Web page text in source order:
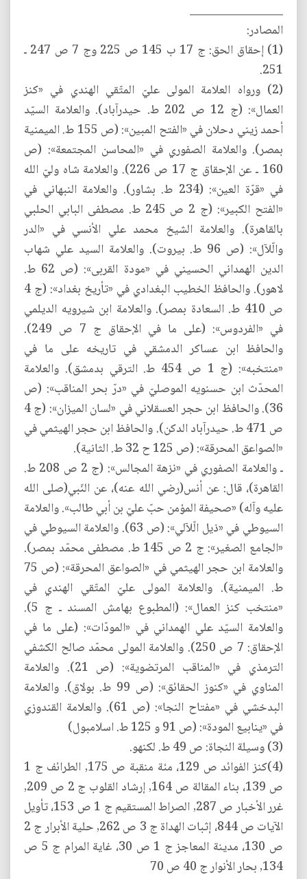
_________________
المصادر:
‎(1) إحقاق الحق: ج 17 ب 145 ص 225 وج 7 ص 247 ـ
251.
‎(2) ورواه العلامة المولى عليّ المتّقي الهندي في «كنز
العمال»: (ج 12 ص 202 ط. حيدرآباد). والعلامة السيّد
أحمد زيني دحلان في «الفتح المبين»: (ص 155 ط. الميمنية
بمصر). والعلامة الصفوري في «المحاسن المجتمعة»: (ص
160 ـ عن الإحقاق ج 17 ص 226). والعلامة شاه وليّ الله
في «قرّة العين»: (234 ط. بشاور). والعلامة النبهاني في
«الفتح الكبير»: (ج 2 ص 245 ط. مصطفى البابي الحلبي
بالقاهرة). والعلامة الشيخ محمد علي الأنسي في «الدر
والّلآل»: (ص 96 ط. بيروت). والعلامة السيد علي شهاب
الدين الهمداني الحسيني في «مودة القربى»: (ص 62 ط.
لاهور). والحافظ الخطيب البغدادي في «تأريخ بغداد»: (ج 4
ص 410 ط. السعادة بمصر). والعلامة ابن شيرويه الديلمي
في «الفردوس»: (على ما في الإحقاق ج 7 ص 249).
والحافظ ابن عساكر الدمشقي في تاريخه على ما في
«منتخبه»: (ج 1 ص 454 ط. الترقي بدمشق). والعلامة
المحدّث ابن حسنويه الموصليّ في «درّ بحر المناقب»: (ص
36). والحافظ ابن حجر العسقلاني في «لسان الميزان»: (ج 4
ص 471 ط. حيدرآباد الدكن). والحافظ ابن حجر الهيثمي في
«الصواعق المحرقة»: (ص 125 ح 32 ط. الثانية).
‎ـ والعلامة الصفوري في «نزهة المجالس»: (ج 2 ص 208 ط.
القاهرة)، قال: عن أنس(رضي الله عنه)، عن النّبي(صلى الله
عليه وآله) «صحيفة المؤمن حبّ عليّ بن أبي طالب». والعلامة
السيوطي في «ذيل الّلآلي»: (ص 63). والعلامة السيوطي في
«الجامع الصغير»: ج 2 ص 145 ط. مصطفى محمّد بمصر).
والعلامة ابن حجر الهيثمي في «الصواعق المحرقة»: (ص 75
ط. الميمنية). والعلامة المولى عليّ المتّقي الهندي في
«منتخب كنز العمال»: (المطبوع بهامش المسند ـ ج 5).
والعلامة السيّد علي الهمداني في «المودّات»: (على ما في
الإحقاق: 7 ص 250). والعلامة المولى محمّد صالح الكشفي
الترمذي في «المناقب المرتضوية»: (ص 21). والعلامة
المناوي في «كنوز الحقائق»: (ص 99 ط. بولاق). والعلامة
البدخشي في «مفتاح النجا»: (ص 61). والعلامة القندوزي
في «ينابيع المودة»: (ص 91 و 125 ط. اسلامبول)
‎(3) وسيلة النجاة: ص 49 ط. لكنهو.
‎(4)كنز الفوائد ص 129، مئة منقبة ص 175, الطرائف ج 1
ص 139، بناء المقالة ص 164, إرشاد القلوب ج 2 ص 209,
غرر الأخبار ص 287, الصراط المستقيم ج 1 ص 153، تأويل
الآيات ص 844، إثبات الهداة ج 3 ص 262, حلية الأبرار ج 2
ص 130، مدينة المعاجز ج 1 ص 30، غاية المرام ج 5 ص
134, بحار الأنوار ج 40 ص 70